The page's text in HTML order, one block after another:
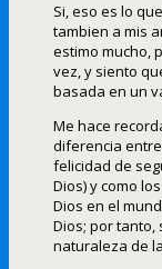
Si, eso es lo
tambien a mis
estimo mucho,
vez, y siento
basada en un
Me hace
diferencia
felicidad de
Dios) y como
Dios en el
Dios; por tanto,
naturaleza de